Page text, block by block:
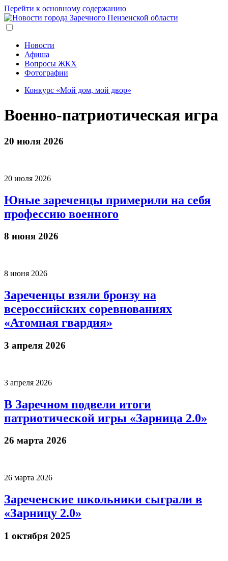
Перейти к основному содержанию
Новости
Афиша
Вопросы ЖКХ
Фотографии
Конкурс «Мой дом, мой двор»
Военно-патриотическая игра
20 июля 2026
20 июля 2026
Юные зареченцы примерили на себя
профессию военного
8 июня 2026
8 июня 2026
Зареченцы взяли бронзу на
всероссийских соревнованиях
«Атомная гвардия»
3 апреля 2026
3 апреля 2026
В Заречном подвели итоги
патриотической игры «Зарница 2.0»
26 марта 2026
26 марта 2026
Зареченские школьники сыграли в
«Зарницу 2.0»
1 октября 2025